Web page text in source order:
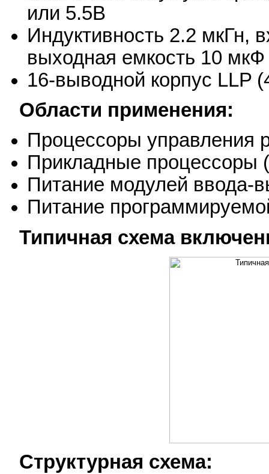
или 5.5В
Индуктивность 2.2 мкГн,
выходная емкость 10
16-выводной корпус
Области применения:
Процессоры управления
Прикладные процессоры
Питание модулей ввода-
Питание
Типичная схема
Структурная схема: